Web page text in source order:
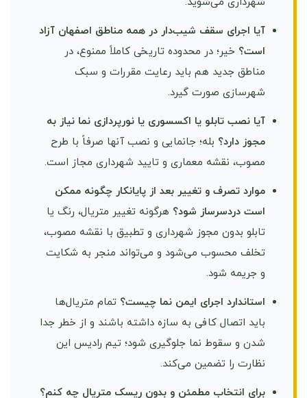
آیا اجرای سقف شیب‌دار در همه مناطق اصفهان آزاد
است؟ خیر؛ در محدوده تاریخی کاملاً ممنوع، در
مناطق جدید هم باید رعایت مقررات و سبک
شهرسازی صورت گیرد.
آیا نصب تابلو یا اکسسوری یا نورپردازی نما نیاز به
مجوز دارد؟ بله؛ جانمایی و نصب آنها صرفاً با طرح
مصوب، نقشه معماری و تایید شهرداری مجاز است.
موارد تصرف و تغییر بعد از پایانکار چگونه ممکن
است دردسرساز شود؟ هرگونه تغییر متریال، رنگ یا
تابلو بدون مجوز شهرداری و تطبیق با نقشه مصوب،
تخلف محسوب می‌شود و می‌تواند منجر به شکایت
و جریمه شود.
استاندارد اجرای ایمن نما چیست؟ تمام متریال‌ها
باید اتصال کافی به سازه داشته باشند و از خطر جدا
شدن و سقوط نما جلوگیری شود؛ تیم رادیس این
نظارت را تضمین می‌کند.
برای انتخاب مطمئن و بدون ریسک متریال چه کنم؟